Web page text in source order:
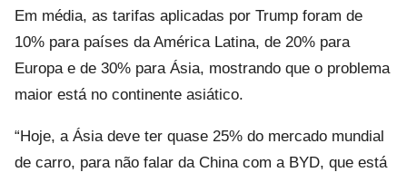
Em média, as tarifas aplicadas por Trump foram de
10% para países da América Latina, de 20% para
Europa e de 30% para Ásia, mostrando que o problema
maior está no continente asiático.
“Hoje, a Ásia deve ter quase 25% do mercado mundial
de carro, para não falar da China com a BYD, que está